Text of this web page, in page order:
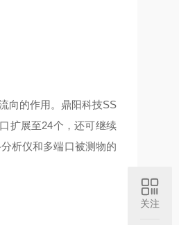
向的作用。鼎阳科技SS
扩展至24个，还可继续
析仪和多端口被测物的
关注